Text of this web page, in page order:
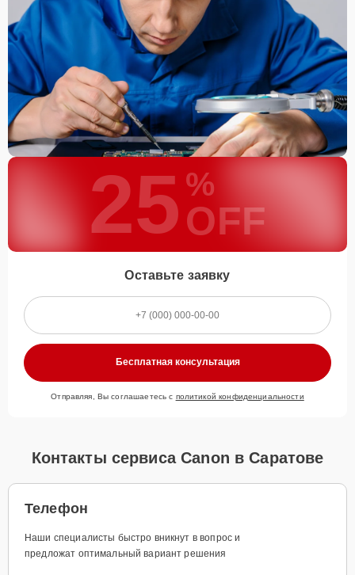
25 %
OFF
Оставьте заявку
Бесплатная консультация
Отправляя, Вы соглашаетесь с политикой конфиденциальности
Контакты сервиса Canon в Саратове
Телефон
Наши специалисты быстро вникнут в вопрос и
предложат оптимальный вариант решения